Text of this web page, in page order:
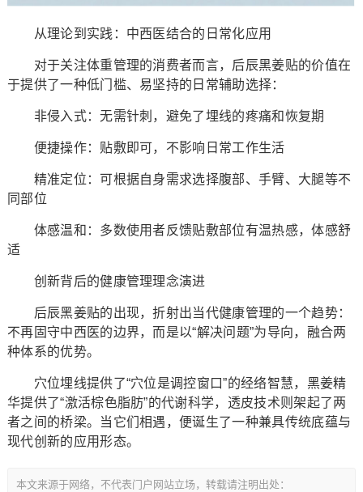
从理论到实践：中西医结合的日常化应用
对于关注体重管理的消费者而言，后辰黑姜贴的价值在
于提供了一种低门槛、易坚持的日常辅助选择：
非侵入式：无需针刺，避免了埋线的疼痛和恢复期
便捷操作：贴敷即可，不影响日常工作生活
精准定位：可根据自身需求选择腹部、手臂、大腿等不
同部位
体感温和：多数使用者反馈贴敷部位有温热感，体感舒
适
创新背后的健康管理理念演进
后辰黑姜贴的出现，折射出当代健康管理的一个趋势：
不再固守中西医的边界，而是以“解决问题”为导向，融合两
种体系的优势。
穴位埋线提供了“穴位是调控窗口”的经络智慧，黑姜精
华提供了“激活棕色脂肪”的代谢科学，透皮技术则架起了两
者之间的桥梁。当它们相遇，便诞生了一种兼具传统底蕴与
现代创新的应用形态。
本文来源于网络，不代表门户网站立场，转载请注明出处：